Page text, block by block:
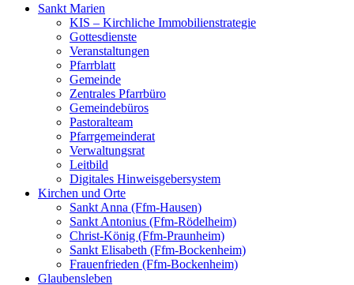
Sankt Marien
KIS – Kirchliche Immobilienstrategie
Gottesdienste
Veranstaltungen
Pfarrblatt
Gemeinde
Zentrales Pfarrbüro
Gemeindebüros
Pastoralteam
Pfarrgemeinderat
Verwaltungsrat
Leitbild
Digitales Hinweisgebersystem
Kirchen und Orte
Sankt Anna (Ffm-Hausen)
Sankt Antonius (Ffm-Rödelheim)
Christ-König (Ffm-Praunheim)
Sankt Elisabeth (Ffm-Bockenheim)
Frauenfrieden (Ffm-Bockenheim)
Glaubensleben